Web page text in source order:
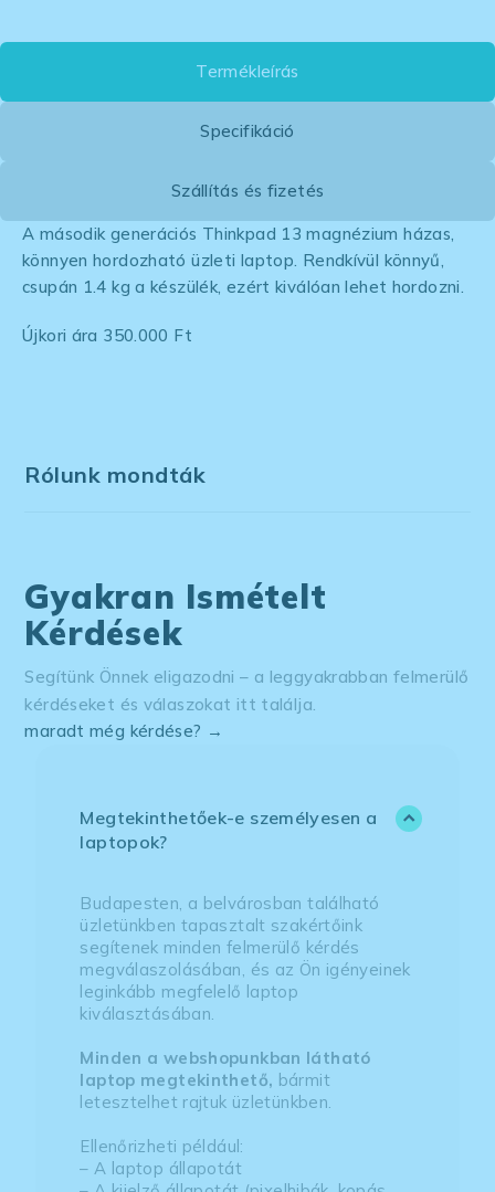
Termékleírás
Specifikáció
Szállítás és fizetés
A második generációs Thinkpad 13 magnézium házas,
könnyen hordozható üzleti laptop. Rendkívül könnyű,
csupán 1.4 kg a készülék, ezért kiválóan lehet hordozni.
Újkori ára 350.000 Ft
Rólunk mondták
Gyakran Ismételt
Kérdések
Segítünk Önnek eligazodni – a leggyakrabban felmerülő
kérdéseket és válaszokat itt találja.
maradt még kérdése? →
Megtekinthetőek-e személyesen a
laptopok?
Budapesten, a belvárosban található
üzletünkben tapasztalt szakértőink
segítenek minden felmerülő kérdés
megválaszolásában, és az Ön igényeinek
leginkább megfelelő laptop
kiválasztásában.
Minden a webshopunkban látható
laptop megtekinthető, bármit
letesztelhet rajtuk üzletünkben.
Ellenőrizheti például:
– A laptop állapotát